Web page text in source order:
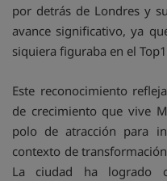
por detrás de Londres y
avance significativo, ya
siquiera figuraba en el
Este reconocimiento
de crecimiento que vive
polo de atracción para
contexto de
La ciudad ha logrado